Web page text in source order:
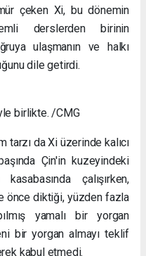
çeken Xi, bu dönemin
derslerden birinin
ulaşmanın ve halkı
dile getirdi.
birlikte. /CMG
da Xi üzerinde kalıcı
Çin'in kuzeyindeki
çalışırken,
önce diktiği, yüzden fazla
yamalı bir yorgan
bir yorgan almayı teklif
kabul etmedi.